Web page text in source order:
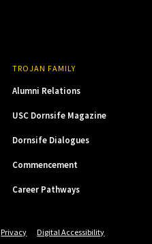
TROJAN FAMILY
Alumni Relations
USC Dornsife Magazine
Dornsife Dialogues
Commencement
Career Pathways
Privacy Digital Accessibility